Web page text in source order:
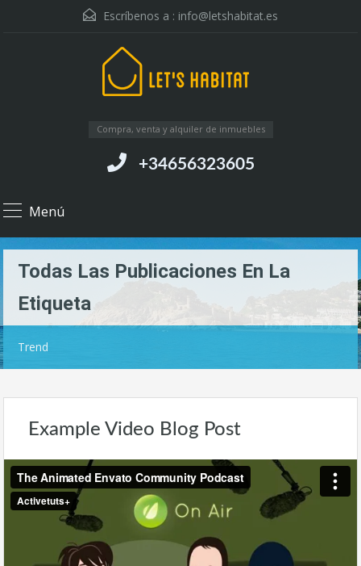
Escríbenos a : info@letshabitat.es
Compra, venta y alquiler de inmuebles
+34656323605
Menú
Todas Las Publicaciones En La
Etiqueta
Trend
Example Video Blog Post